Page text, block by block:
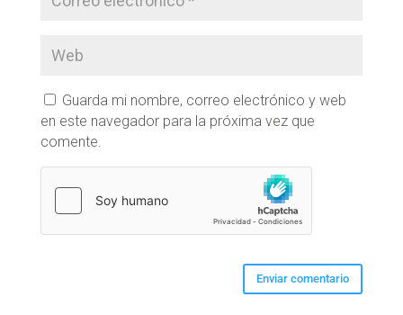
Guarda mi nombre, correo electrónico y web
en este navegador para la próxima vez que
comente.